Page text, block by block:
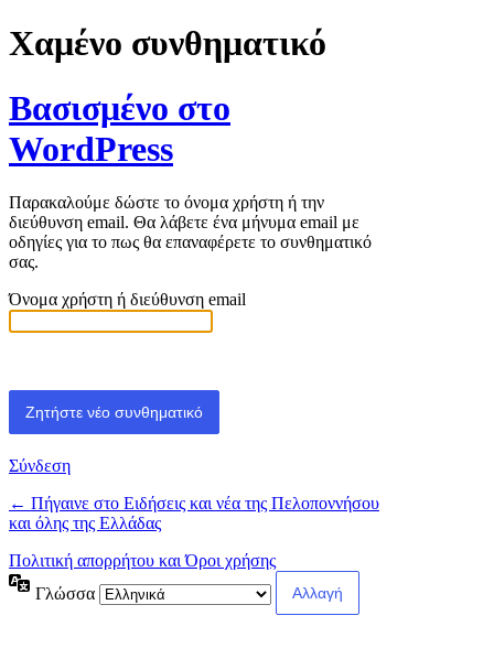
Χαμένο συνθηματικό
Βασισμένο στο
WordPress
Παρακαλούμε δώστε το όνομα χρήστη ή την
διεύθυνση email. Θα λάβετε ένα μήνυμα email με
οδηγίες για το πως θα επαναφέρετε το συνθηματικό
σας.
Όνομα χρήστη ή διεύθυνση email
Σύνδεση
← Πήγαινε στο Ειδήσεις και νέα της Πελοποννήσου
και όλης της Ελλάδας
Πολιτική απορρήτου και Όροι χρήσης
Γλώσσα